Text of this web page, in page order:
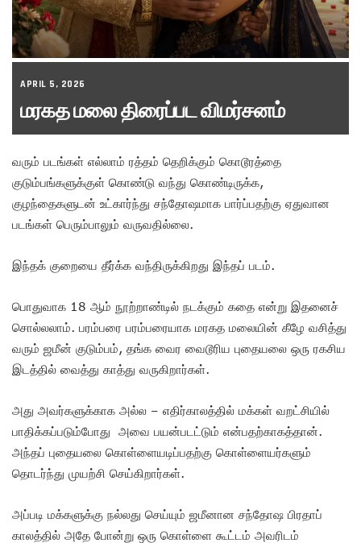
APRIL 5, 2026
மரகத மலை திரைப்பட விமர்சனம்
வரும் படங்கள் எல்லாம் ரத்தம் தெறிக்கும் கொடூரத்தை
குடும்பங்களுக்குள் கொண்டு வந்து கொண்டிருக்க,
குழந்தைகளுடன் உட்கார்ந்து சந்தோஷமாக பார்ப்பதற்கு ஏதுவான
படங்கள் பெரும்பாலும் வருவதில்லை.
இந்தக் குறையை தீர்க்க வந்திருக்கிறது இந்தப் படம்.
பொதுவாக 18 ஆம் நூற்றாண்டில் நடக்கும் கதை என்று இதனைச்
சொல்லலாம். பரம்பரை பரம்பரையாக மரகத மலையின் கீழே வசித்து
வரும் ஜமீன் குடும்பம், தங்க வைர வைடூரிய புதையலை ஒரு ரகசிய
இடத்தில் வைத்து காத்து வருகிறார்கள்.
அது அவர்களுக்காக அல்ல – எதிர்காலத்தில் மக்கள் வறட்சியில்
பாதிக்கப்படும்போது அவை பயன்படட்டும் என்பதற்காகத்தான்.
அந்தப் புதையலை கொள்ளையடிப்பதற்கு கொள்ளையர்களும்
தொடர்ந்து முயற்சி செய்கிறார்கள்.
அப்படி மக்களுக்கு நல்லது செய்யும் ஜமீனான சந்தோஷ பிரதாப்
காலத்தில் அதே போன்று ஒரு கொள்ளை கூட்டம் அவரிடம்